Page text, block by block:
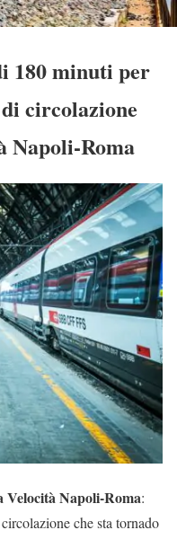
180 minuti per
circolazione
Napoli-Roma
Velocità Napoli-Roma:
che sta tornado